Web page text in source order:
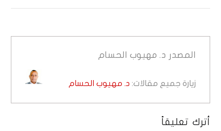
المصدر د. مهيوب الحسام
زيارة جميع مقالات: د. مهيوب الحسام
أترك تعليقاً